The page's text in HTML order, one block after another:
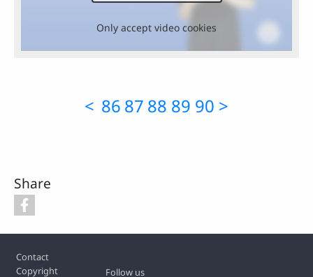
Only accept video cookies
< 86 87 88 89 90 >
Share
Contact
Copyright
Follow us